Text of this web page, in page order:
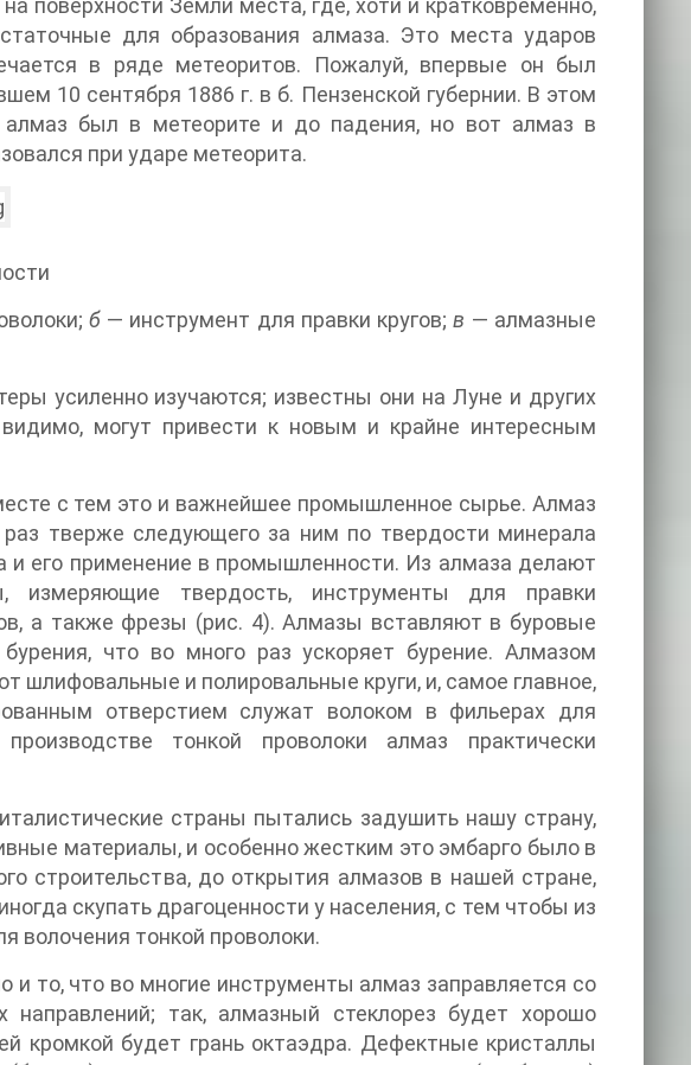
поверхности Земли места, где, хоти и кратковременно,
для образования алмаза. Это места ударов
в ряде метеоритов. Пожалуй, впервые он был
10 сентября 1886 г. в б. Пензенской губернии. В этом
алмаз был в метеорите и до падения, но вот алмаз в
при ударе метеорита.
б — инструмент для правки кругов; в — алмазные
усиленно изучаются; известны они на Луне и других
видимо, могут привести к новым и крайне интересным
с тем это и важнейшее промышленное сырье. Алмаз
тверже следующего за ним по твердости минерала
и его применение в промышленности. Из алмаза делают
измеряющие твердость, инструменты для правки
а также фрезы (рис. 4). Алмазы вставляют в буровые
что во много раз ускоряет бурение. Алмазом
шлифовальные и полировальные круги, и, самое главное,
отверстием служат волоком в фильерах для
тонкой проволоки алмаз практически
страны пытались задушить нашу страну,
материалы, и особенно жестким это эмбарго было в
строительства, до открытия алмазов в нашей стране,
скупать драгоценности у населения, с тем чтобы из
волочения тонкой проволоки.
и то, что во многие инструменты алмаз заправляется со
направлений; так, алмазный стеклорез будет хорошо
кромкой будет грань октаэдра. Дефектные кристаллы